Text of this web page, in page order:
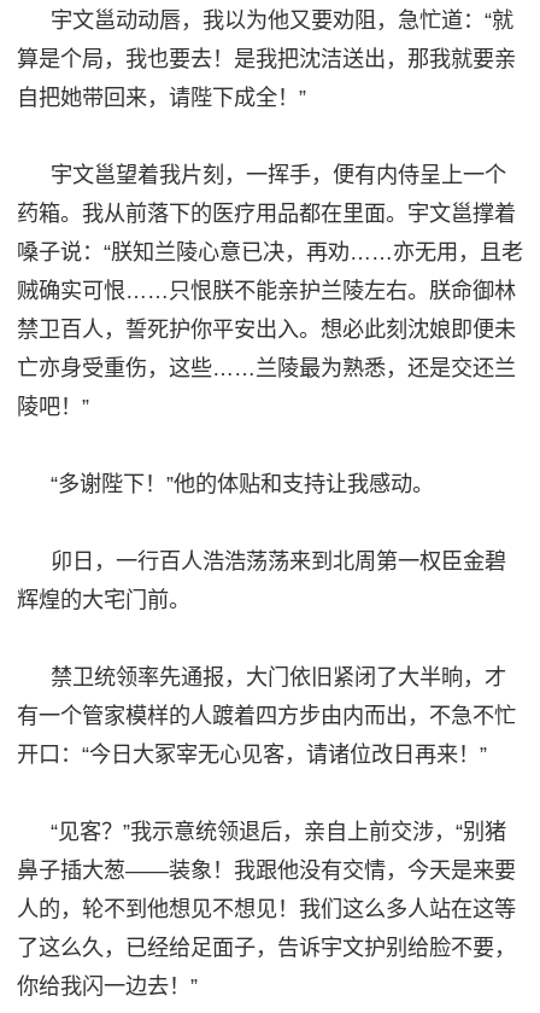
宇文邕动动唇，我以为他又要劝阻， 急忙道： “就
算是个局，我也要去！是我把沈洁送出，那我就要亲
自把她带回来，请陛下成全！”
宇文邕望着我片刻，一挥手，便有内侍呈上一个
药箱。我从前落下的医疗用品都在里面。宇文邕撑着
嗓子说： “朕知兰陵心意已决，再劝……亦无用，且老
贼确实可恨……只恨朕不能亲护兰陵左右。朕命御林
禁卫百人，誓死护你平安出入。想必此刻沈娘即便未
亡亦身受重伤，这些……兰陵最为熟悉，还是交还兰
陵吧！”
“多谢陛下！”他的体贴和支持让我感动。
卯日 ，一行百人浩浩荡荡来到北周第一权臣金碧
辉煌的大宅门前。
禁卫统领率先通报，大门依旧紧闭了大半晌，才
有一个管家模样的人踱着四方步由内而出，不急不忙
开口： “今日大冢宰无心见客，请诸位改日再来！”
“见客？”我示意统领退后，亲自上前交涉， “别猪
鼻子插大葱——装象！我跟他没有交情，今天是来要
人的，轮不到他想 见不想见！我们这么多人站在这等
了这么久 ，已经给足面子，告诉宇文护别给脸不要，
你给我闪一边去！ ”